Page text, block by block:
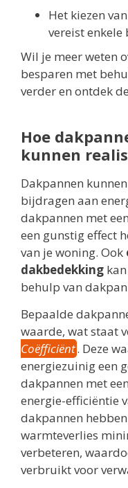
Het kiezen van
vereist
Wil je meer weten
besparen met
verder en ontdek
Hoe
kunnen
Dakpannen
bijdragen aan
dakpannen met
een gunstig effect
van je woning. Ook
dakbedekking
behulp van
Bepaalde
waarde, wat staat
Coëfficiënt. Deze
energiezuinig een
dakpannen met
energie-efficiëntie
dakpannen
warmteverlies
verbeteren,
verbruikt voor